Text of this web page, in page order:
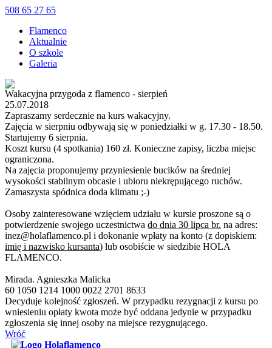
508 65 27 65
Flamenco
Aktualnie
O szkole
Galeria
Wakacyjna przygoda z flamenco - sierpień
25.07.2018
Zapraszamy serdecznie na kurs wakacyjny.
Zajęcia w sierpniu odbywają się w poniedziałki w g. 17.30 - 18.50.
Startujemy 6 sierpnia.
Koszt kursu (4 spotkania) 160 zł. Konieczne zapisy, liczba miejsc
ograniczona.
Na zajęcia proponujemy przyniesienie bucików na średniej
wysokości stabilnym obcasie i ubioru niekrępującego ruchów.
Zamaszysta spódnica doda klimatu ;-)
Osoby zainteresowane wzięciem udziału w kursie proszone są o
potwierdzenie swojego uczestnictwa do dnia 30 lipca br. na adres:
inez@holaflamenco.pl i dokonanie wpłaty na konto (z dopiskiem:
imię i nazwisko kursanta) lub osobiście w siedzibie HOLA
FLAMENCO.
Mirada. Agnieszka Malicka
60 1050 1214 1000 0022 2701 8633
Decyduje kolejność zgłoszeń. W przypadku rezygnacji z kursu po
wniesieniu opłaty kwota może być oddana jedynie w przypadku
zgłoszenia się innej osoby na miejsce rezygnującego.
Wróć